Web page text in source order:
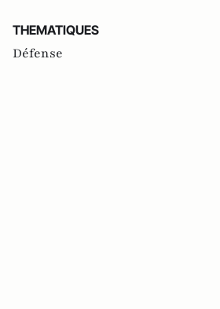
THEMATIQUES
Défense